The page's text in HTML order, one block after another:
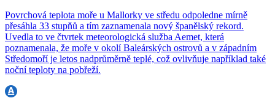
Povrchová teplota moře u Mallorky ve středu odpoledne mírně
přesáhla 33 stupňů a tím zaznamenala nový španělský rekord.
Uvedla to ve čtvrtek meteorologická služba Aemet, která
poznamenala, že moře v okolí Baleárských ostrovů a v západním
Středomoří je letos nadprůměrně teplé, což ovlivňuje například také
noční teploty na pobřeží.